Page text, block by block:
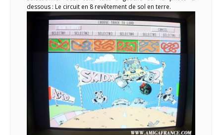
dessous : Le circuit en 8 revêtement de sol en terre.